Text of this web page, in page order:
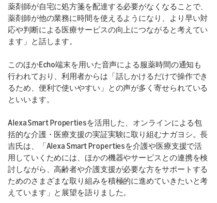
薬剤師が自宅に処方箋を配達する必要がなくなることで、
薬剤師が他の業務に時間を使えるようになり、より早い対
応や判断による医療サービスの向上につながると考えてい
ます」と話します。
このほかEcho端末を用いた音声による服薬時間の通知も
行われており、利用者からは「話しかけるだけで操作でき
るため、便利で使いやすい」との声が多く寄せられている
といいます。
Alexa Smart Propertiesを活用した、オンラインによる包
括的な介護・医療支援の実証実験に取り組むナガヨシ。長
吉氏は、「Alexa Smart Propertiesを介護や医療支援で活
用していくためには、ほかの機器やサービスとの連携を検
討しながら、高齢者や介護支援が必要な方をサポートする
ためのさまざまな取り組みを積極的に進めていきたいと考
えています」と展望を語りました。